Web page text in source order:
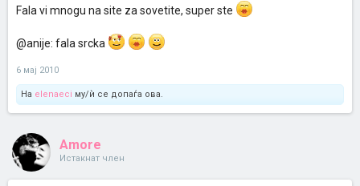
Fala vi mnogu na site za sovetite, super ste
@anije: fala srcka
6 мај 2010
На elenaeci му/ѝ се допаѓа ова.
Amore
Истакнат член